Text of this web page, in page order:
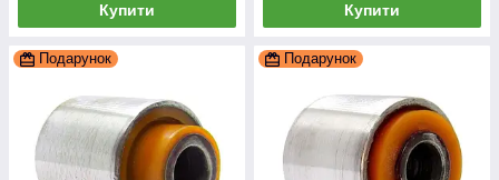
Купити Купити
Подарунок Подарунок